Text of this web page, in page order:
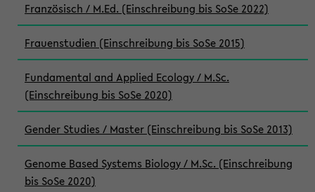
Französisch / M.Ed. (Einschreibung bis SoSe 2022)
Frauenstudien (Einschreibung bis SoSe 2015)
Fundamental and Applied Ecology / M.Sc.
(Einschreibung bis SoSe 2020)
Gender Studies / Master (Einschreibung bis SoSe 2013)
Genome Based Systems Biology / M.Sc. (Einschreibung
bis SoSe 2020)